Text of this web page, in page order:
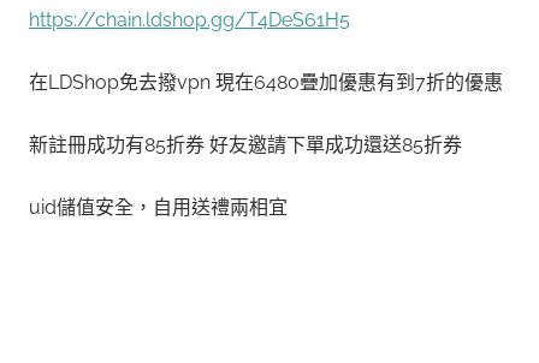
https://chain.ldshop.gg/T4DeS61H5
在LDShop免去撥vpn 現在6480疊加優惠有到7折的優惠
新註冊成功有85折券 好友邀請下單成功還送85折券
uid儲值安全，自用送禮兩相宜